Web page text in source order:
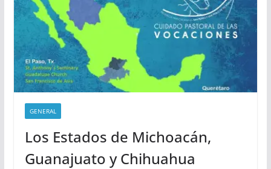
GENERAL
Los Estados de Michoacán,
Guanajuato y Chihuahua